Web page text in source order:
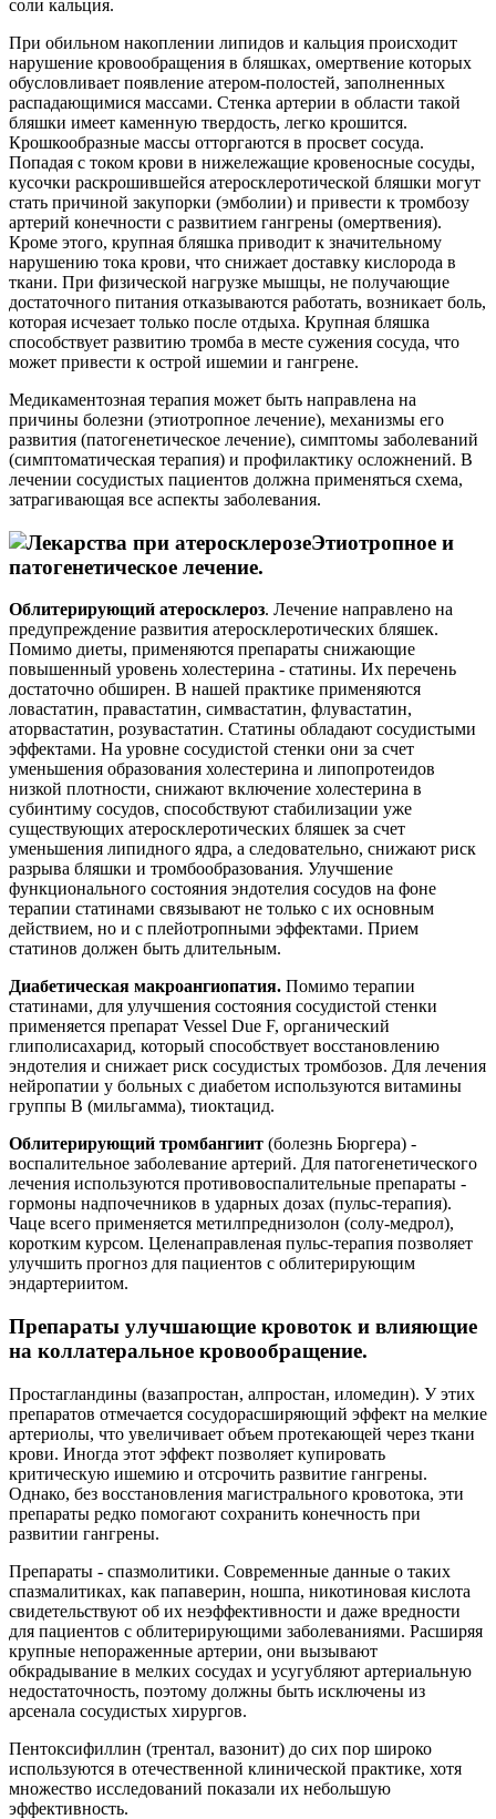
соли кальция.
При обильном накоплении липидов и кальция происходит
нарушение кровообращения в бляшках, омертвение которых
обусловливает появление атером-полостей, заполненных
распадающимися массами. Стенка артерии в области такой
бляшки имеет каменную твердость, легко крошится.
Крошкообразные массы отторгаются в просвет сосуда.
Попадая с током крови в нижележащие кровеносные сосуды,
кусочки раскрошившейся атеросклеротической бляшки могут
стать причиной закупорки (эмболии) и привести к тромбозу
артерий конечности с развитием гангрены (омертвения).
Кроме этого, крупная бляшка приводит к значительному
нарушению тока крови, что снижает доставку кислорода в
ткани. При физической нагрузке мышцы, не получающие
достаточного питания отказываются работать, возникает боль,
которая исчезает только после отдыха. Крупная бляшка
способствует развитию тромба в месте сужения сосуда, что
может привести к острой ишемии и гангрене.
Медикаментозная терапия может быть направлена на
причины болезни (этиотропное лечение), механизмы его
развития (патогенетическое лечение), симптомы заболеваний
(симптоматическая терапия) и профилактику осложнений. В
лечении сосудистых пациентов должна применяться схема,
затрагивающая все аспекты заболевания.
Этиотропное и
патогенетическое лечение.
Облитерирующий атеросклероз. Лечение направлено на
предупреждение развития атеросклеротических бляшек.
Помимо диеты, применяются препараты снижающие
повышенный уровень холестерина - статины. Их перечень
достаточно обширен. В нашей практике применяются
ловастатин, правастатин, симвастатин, флувастатин,
аторвастатин, розувастатин. Статины обладают сосудистыми
эффектами. На уровне сосудистой стенки они за счет
уменьшения образования холестерина и липопротеидов
низкой плотности, снижают включение холестерина в
субинтиму сосудов, способствуют стабилизации уже
существующих атеросклеротических бляшек за счет
уменьшения липидного ядра, а следовательно, снижают риск
разрыва бляшки и тромбообразования. Улучшение
функционального состояния эндотелия сосудов на фоне
терапии статинами связывают не только с их основным
действием, но и с плейотропными эффектами. Прием
статинов должен быть длительным.
Диабетическая макроангиопатия. Помимо терапии
статинами, для улучшения состояния сосудистой стенки
применяется препарат Vessel Due F, органический
глиполисахарид, который способствует восстановлению
эндотелия и снижает риск сосудистых тромбозов. Для лечения
нейропатии у больных с диабетом используются витамины
группы В (мильгамма), тиоктацид.
Облитерирующий тромбангиит (болезнь Бюргера) -
воспалительное заболевание артерий. Для патогенетического
лечения используются противовоспалительные препараты -
гормоны надпочечников в ударных дозах (пульс-терапия).
Чаце всего применяется метилпреднизолон (солу-медрол),
коротким курсом. Целенаправленая пульс-терапия позволяет
улучшить прогноз для пациентов с облитерирующим
эндартериитом.
Препараты улучшающие кровоток и влияющие
на коллатеральное кровообращение.
Простагландины (вазапростан, алпростан, иломедин). У этих
препаратов отмечается сосудорасширяющий эффект на мелкие
артериолы, что увеличивает объем протекающей через ткани
крови. Иногда этот эффект позволяет купировать
критическую ишемию и отсрочить развитие гангрены.
Однако, без восстановления магистрального кровотока, эти
препараты редко помогают сохранить конечность при
развитии гангрены.
Препараты - спазмолитики. Современные данные о таких
спазмалитиках, как папаверин, ношпа, никотиновая кислота
свидетельствуют об их неэффективности и даже вредности
для пациентов с облитерирующими заболеваниями. Расширяя
крупные непораженные артерии, они вызывают
обкрадывание в мелких сосудах и усугубляют артериальную
недостаточность, поэтому должны быть исключены из
арсенала сосудистых хирургов.
Пентоксифиллин (трентал, вазонит) до сих пор широко
используются в отечественной клинической практике, хотя
множество исследований показали их небольшую
эффективность.